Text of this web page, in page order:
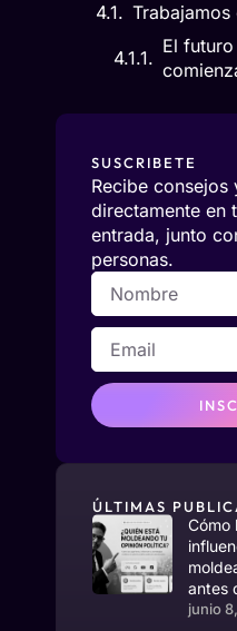
El
SUSCRIBETE
Recibe
directamente en
entrada, junto
personas.
ÚLTIMAS
Cómo
antes
junio